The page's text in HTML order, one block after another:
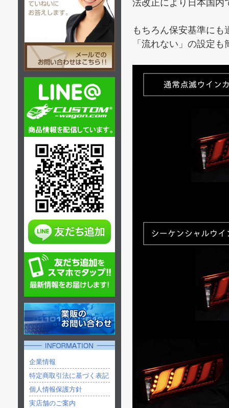
企業情報
特定商取引法に基づく表記
個人情報保護方針
実店舗のご案内
法改正により日本国内
もちろん保安基準に
「流れない」の設定